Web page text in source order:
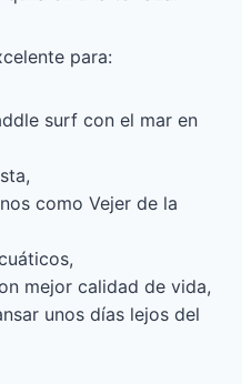
para:
surf con el mar en
como Vejer de la
mejor calidad de vida,
unos días lejos del